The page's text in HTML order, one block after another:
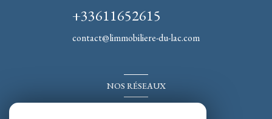
+33611652615
contact@limmobiliere-du-lac.com
NOS RÉSEAUX